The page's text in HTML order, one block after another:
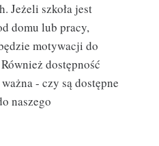
Jeżeli szkoła jest
domu lub pracy,
motywacji do
dostępność
- czy są dostępne
naszego